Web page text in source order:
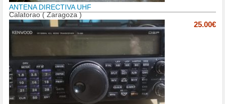
ANTENA DIRECTIVA UHF
Calatorao ( Zaragoza )
25.00€